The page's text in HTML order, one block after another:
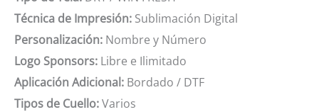
Técnica de Impresión: Sublimación Digital
Personalización: Nombre y Número
Logo Sponsors: Libre e Ilimitado
Aplicación Adicional: Bordado / DTF
Tipos de Cuello:Varios